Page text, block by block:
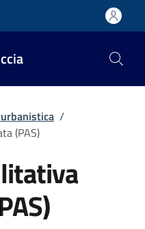
/
(PAS)